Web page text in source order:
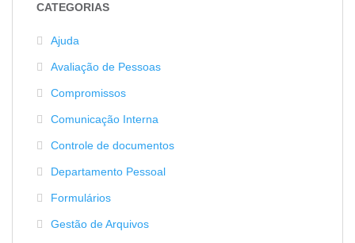
CATEGORIAS
Ajuda
Avaliação de Pessoas
Compromissos
Comunicação Interna
Controle de documentos
Departamento Pessoal
Formulários
Gestão de Arquivos